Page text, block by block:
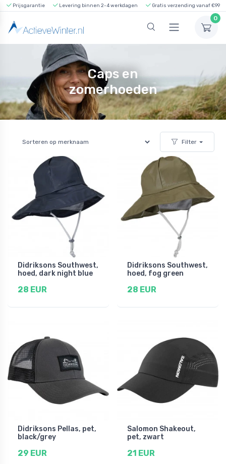
Prijsgarantie Levering binnen 2-4 werkdagen Gratis verzending vanaf €99
0
Caps en
zomerhoeden
Filter
Didriksons Southwest,
hoed, dark night blue
28 EUR
Didriksons Southwest,
hoed, fog green
28 EUR
Didriksons Pellas, pet,
black/grey
29 EUR
Salomon Shakeout,
pet, zwart
21 EUR